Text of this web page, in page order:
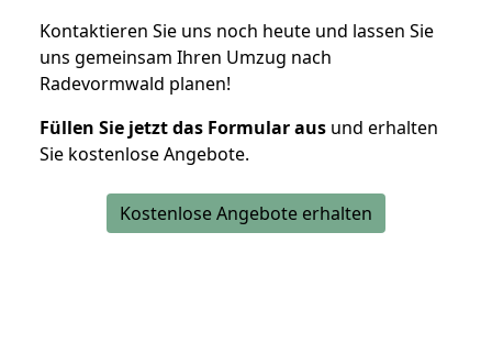
Kontaktieren Sie uns noch heute und lassen Sie
uns gemeinsam Ihren Umzug nach
Radevormwald planen!
Füllen Sie jetzt das Formular aus und erhalten
Sie kostenlose Angebote.
Kostenlose Angebote erhalten